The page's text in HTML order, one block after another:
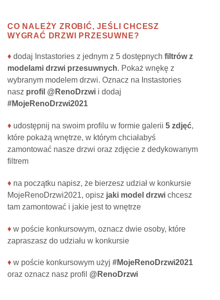
CO NALEŻY ZROBIĆ, JEŚLI CHCESZ
WYGRAĆ DRZWI PRZESUWNE?
♦ dodaj Instastories z jednym z 5 dostępnych filtrów z
modelami drzwi przesuwnych. Pokaż wnękę z
wybranym modelem drzwi. Oznacz na Instastories
nasz profil @RenoDrzwi i dodaj
#MojeRenoDrzwi2021
♦ udostępnij na swoim profilu w formie galerii 5 zdjęć,
które pokażą wnętrze, w którym chciałabyś
zamontować nasze drzwi oraz zdjęcie z dedykowanym
filtrem
♦ na początku napisz, że bierzesz udział w konkursie
MojeRenoDrzwi2021, opisz jaki model drzwi chcesz
tam zamontować i jakie jest to wnętrze
♦ w poście konkursowym, oznacz dwie osoby, które
zapraszasz do udziału w konkursie
♦ w poście konkursowym użyj #MojeRenoDrzwi2021
oraz oznacz nasz profil @RenoDrzwi